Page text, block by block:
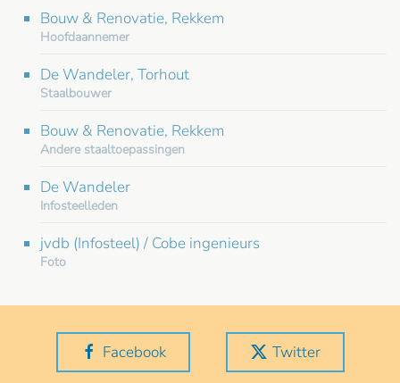
Bouw & Renovatie, Rekkem
Hoofdaannemer
De Wandeler, Torhout
Staalbouwer
Bouw & Renovatie, Rekkem
Andere staaltoepassingen
De Wandeler
Infosteelleden
jvdb (Infosteel) / Cobe ingenieurs
Foto
Facebook Twitter